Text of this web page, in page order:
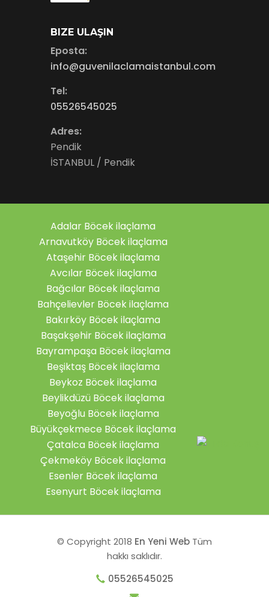
BIZE ULAŞIN
Eposta:
info@guvenilaclamaistanbul.com
Tel:
05526545025
Adres:
Pendik
İSTANBUL / Pendik
Adalar Böcek ilaçlama
Arnavutköy Böcek ilaçlama
Ataşehir Böcek ilaçlama
Avcılar Böcek ilaçlama
Bağcılar Böcek ilaçlama
Bahçelievler Böcek ilaçlama
Bakırköy Böcek ilaçlama
Başakşehir Böcek ilaçlama
Bayrampaşa Böcek ilaçlama
Beşiktaş Böcek ilaçlama
Beykoz Böcek ilaçlama
Beylikdüzü Böcek ilaçlama
Beyoğlu Böcek ilaçlama
Büyükçekmece Böcek ilaçlama
Çatalca Böcek ilaçlama
Çekmeköy Böcek ilaçlama
Esenler Böcek ilaçlama
Esenyurt Böcek ilaçlama
© Copyright 2018 En Yeni Web Tüm
hakkı saklıdır.
05526545025